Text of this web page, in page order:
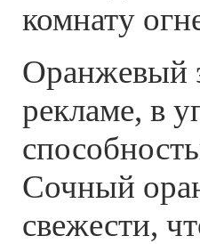
комнату
Оранжевый
рекламе, в
Сочный
свежести,